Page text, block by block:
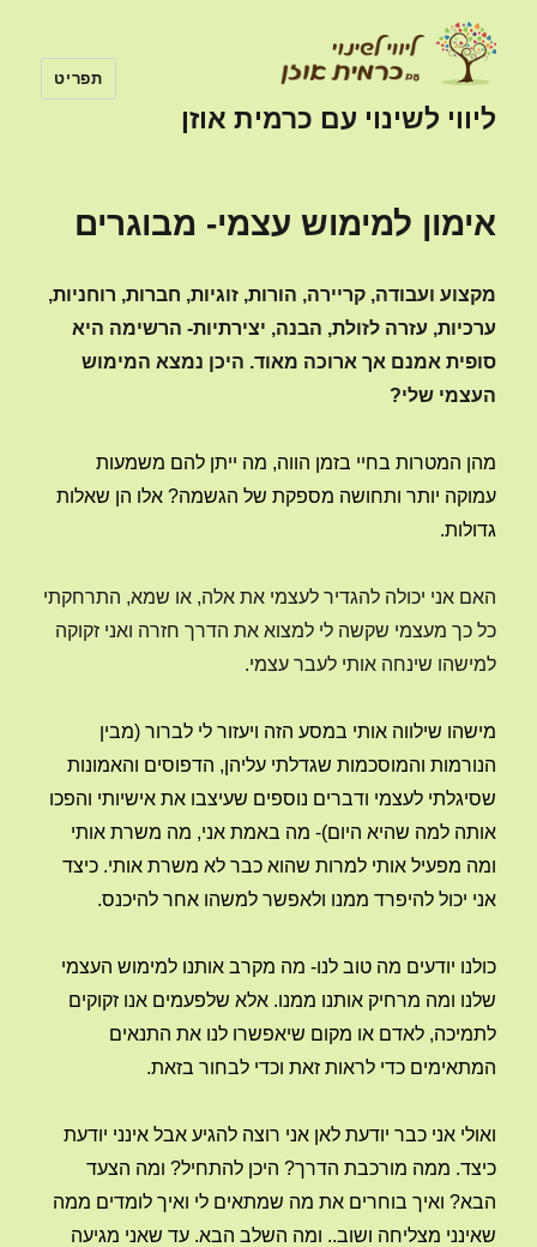
ליווי לשינוי עם כרמית אוזן
תפריט
אימון למימוש עצמי- מבוגרים
מקצוע ועבודה, קריירה, הורות, זוגיות, חברות, רוחניות,
ערכיות, עזרה לזולת, הבנה, יצירתיות- הרשימה היא
סופית אמנם אך ארוכה מאוד. היכן נמצא המימוש
העצמי שלי?
מהן המטרות בחיי בזמן הווה, מה ייתן להם משמעות
עמוקה יותר ותחושה מספקת של הגשמה? אלו הן שאלות
גדולות.
האם אני יכולה להגדיר לעצמי את אלה, או שמא, התרחקתי
כל כך מעצמי שקשה לי למצוא את הדרך חזרה ואני זקוקה
למישהו שינחה אותי לעבר עצמי.
מישהו שילווה אותי במסע הזה ויעזור לי לברור (מבין
הנורמות והמוסכמות שגדלתי עליהן, הדפוסים והאמונות
שסיגלתי לעצמי ודברים נוספים שעיצבו את אישיותי והפכו
אותה למה שהיא היום)- מה באמת אני, מה משרת אותי
ומה מפעיל אותי למרות שהוא כבר לא משרת אותי. כיצד
אני יכול להיפרד ממנו ולאפשר למשהו אחר להיכנס.
כולנו יודעים מה טוב לנו- מה מקרב אותנו למימוש העצמי
שלנו ומה מרחיק אותנו ממנו. אלא שלפעמים אנו זקוקים
לתמיכה, לאדם או מקום שיאפשרו לנו את התנאים
המתאימים כדי לראות זאת וכדי לבחור בזאת.
ואולי אני כבר יודעת לאן אני רוצה להגיע אבל אינני יודעת
כיצד. ממה מורכבת הדרך? היכן להתחיל? ומה הצעד
הבא? ואיך בוחרים את מה שמתאים לי ואיך לומדים ממה
שאינני מצליחה ושוב.. ומה השלב הבא. עד שאני מגיעה